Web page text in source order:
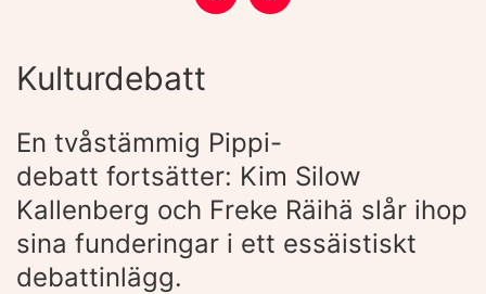
Kulturdebatt
En tvåstämmig Pippi-
debatt fortsätter: Kim Silow
Kallenberg och Freke Räihä slår ihop
sina funderingar i ett essäistiskt
debattinlägg.